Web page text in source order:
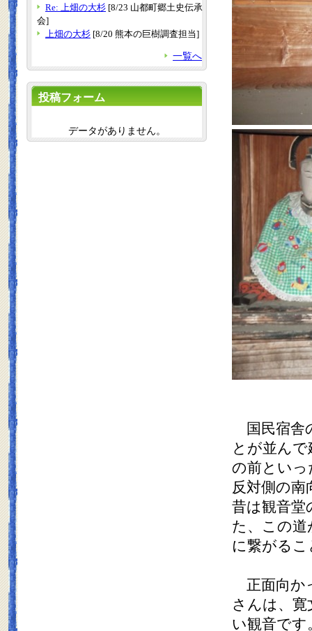
国民宿舎
とが並ん
の前とい
反対側の
昔は観音堂
た、この道
に繋がる
正面向か
さんは、寛
い観音です
Re: 上畑の大杉 [8/23 山都町郷土史伝承
会]
上畑の大杉 [8/20 熊本の巨樹調査担当]
一覧へ
投稿フォーム
データがありません。